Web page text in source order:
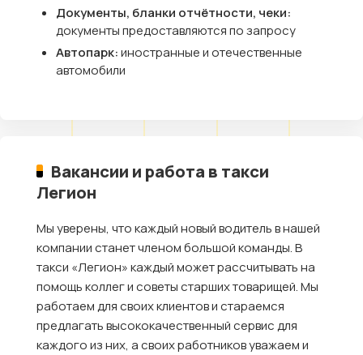
Документы, бланки отчётности, чеки:
документы предоставляются по запросу
Автопарк:иностранные и отечественные
автомобили
Вакансии и работа в такси
Легион
Мы уверены, что каждый новый водитель в нашей
компании станет членом большой команды. В
такси «Легион» каждый может рассчитывать на
помощь коллег и советы старших товарищей. Мы
работаем для своих клиентов и стараемся
предлагать высококачественный сервис для
каждого из них, а своих работников уважаем и